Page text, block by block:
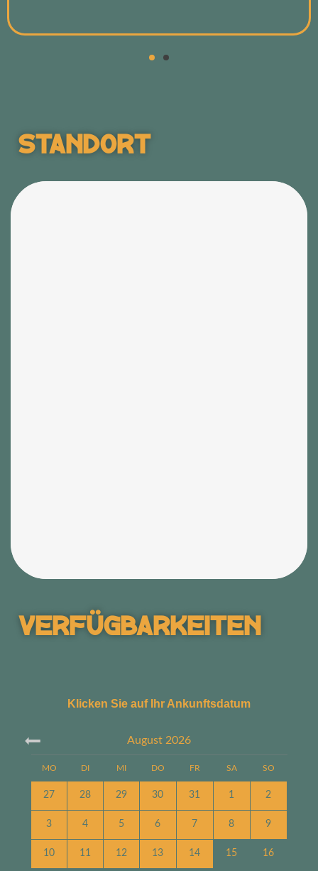
Standort
Verfügbarkeiten
Klicken Sie auf Ihr Ankunftsdatum
August 2026
MO DI MI DO FR SA SO
27 28 29 30 31 1 2
3 4 5 6 7 8 9
10 11 12 13 14 15 16